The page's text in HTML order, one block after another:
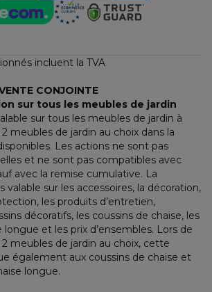
incluent la TVA
CONJOINTE
sur tous les meubles de jardin
sur tous les meubles de jardin à
2 meubles de jardin au choix dans la
Les actions ne sont pas
et ne sont pas compatibles avec
avec la remise cumulative. La
valable sur les accessoires, la décoration,
les produits d’entretien,
décoratifs, les coussins de chaise, les
longue et les prix d’ensembles. Lors de
2 meubles de jardin au choix, cette
également aux coussins de chaise et
longue.